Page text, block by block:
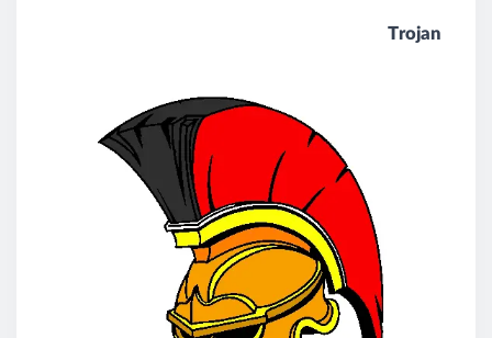
Trojan